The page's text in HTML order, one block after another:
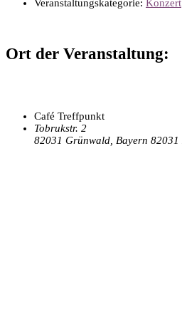
Veranstaltungskategorie: Konzert
Ort der Veranstaltung:
Café Treffpunkt
Tobrukstr. 2
82031 Grünwald Bayern 82031